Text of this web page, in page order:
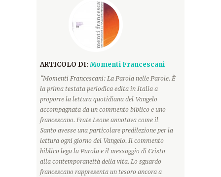
ARTICOLO DI: Momenti Francescani
“Momenti Francescani: La Parola nelle Parole. È
la prima testata periodica edita in Italia a
proporre la lettura quotidiana del Vangelo
accompagnata da un commento biblico e uno
francescano. Frate Leone annotava come il
Santo avesse una particolare predilezione per la
lettura ogni giorno del Vangelo. Il commento
biblico lega la Parola e il messaggio di Cristo
alla contemporaneità della vita. Lo sguardo
francescano rappresenta un tesoro ancora a